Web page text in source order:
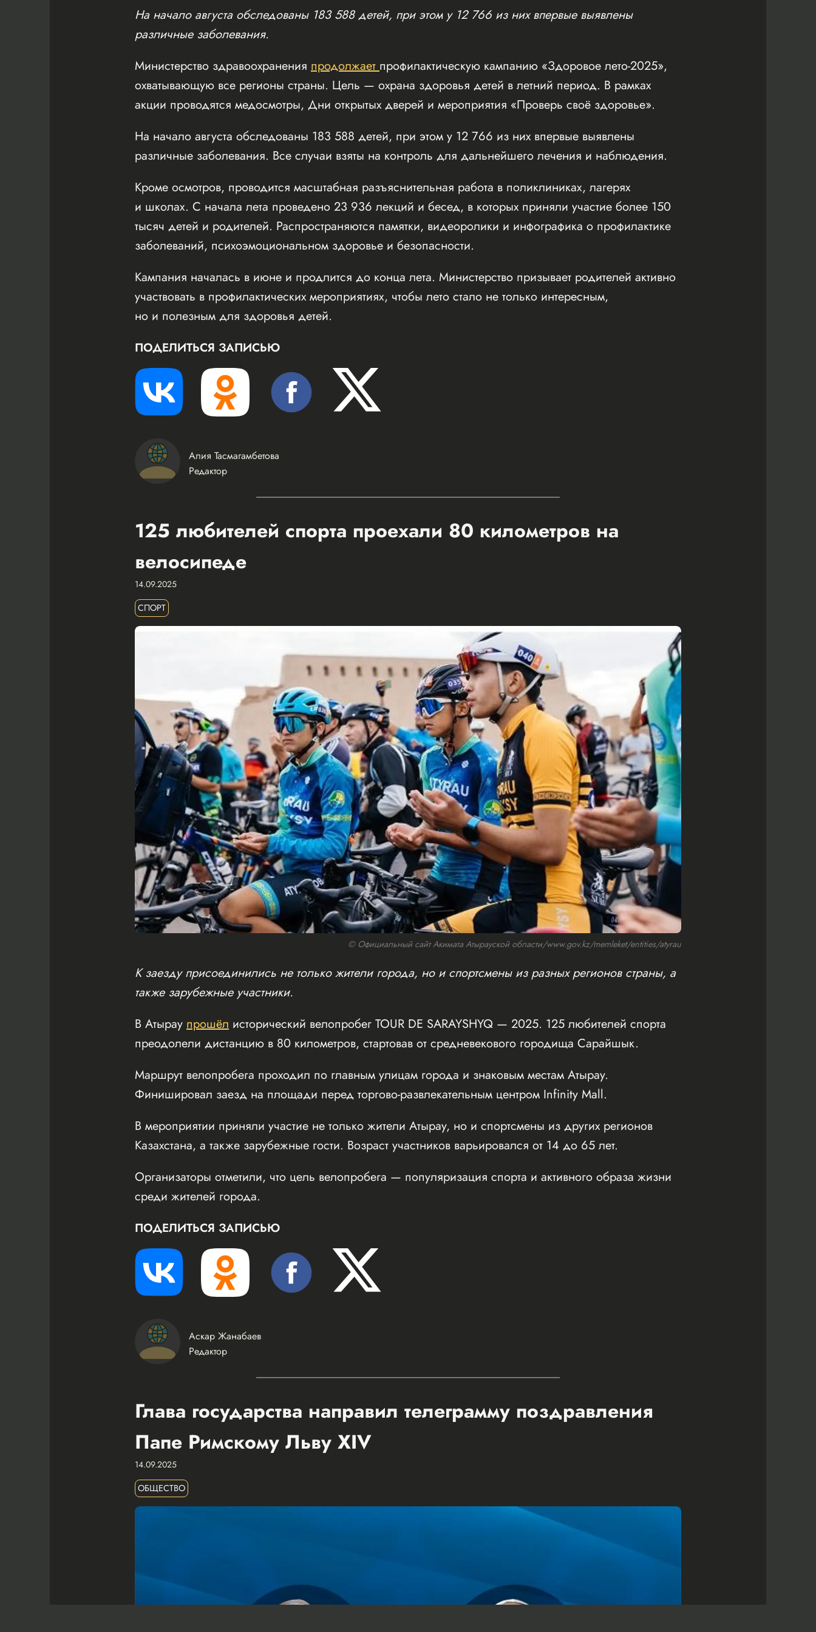
На начало августа обследованы 183 588 детей, при этом у 12 766 из них впервые выявлены
различные заболевания.
Министерство здравоохранения продолжает профилактическую кампанию «Здоровое лето-2025»,
охватывающую все регионы страны. Цель — охрана здоровья детей в летний период. В рамках
акции проводятся медосмотры, Дни открытых дверей и мероприятия «Проверь своё здоровье».
На начало августа обследованы 183 588 детей, при этом у 12 766 из них впервые выявлены
различные заболевания. Все случаи взяты на контроль для дальнейшего лечения и наблюдения.
Кроме осмотров, проводится масштабная разъяснительная работа в поликлиниках, лагерях
и школах. С начала лета проведено 23 936 лекций и бесед, в которых приняли участие более 150
тысяч детей и родителей. Распространяются памятки, видеоролики и инфографика о профилактике
заболеваний, психоэмоциональном здоровье и безопасности.
Кампания началась в июне и продлится до конца лета. Министерство призывает родителей активно
участвовать в профилактических мероприятиях, чтобы лето стало не только интересным,
но и полезным для здоровья детей.
ПОДЕЛИТЬСЯ ЗАПИСЬЮ
Алия Тасмагамбетова
Редактор
125 любителей спорта проехали 80 километров на
велосипеде
14.09.2025
СПОРТ
© Официальный сайт Акимата Атырауской области/www.gov.kz/memleket/entities/atyrau
К заезду присоединились не только жители города, но и спортсмены из разных регионов страны, а
также зарубежные участники.
В Атырау прошёл исторический велопробег TOUR DE SARAYSHYQ — 2025. 125 любителей спорта
преодолели дистанцию в 80 километров, стартовав от средневекового городища Сарайшык.
Маршрут велопробега проходил по главным улицам города и знаковым местам Атырау.
Финишировал заезд на площади перед торгово-развлекательным центром Infinity Mall.
В мероприятии приняли участие не только жители Атырау, но и спортсмены из других регионов
Казахстана, а также зарубежные гости. Возраст участников варьировался от 14 до 65 лет.
Организаторы отметили, что цель велопробега — популяризация спорта и активного образа жизни
среди жителей города.
ПОДЕЛИТЬСЯ ЗАПИСЬЮ
Аскар Жанабаев
Редактор
Глава государства направил телеграмму поздравления
Папе Римскому Льву XIV
14.09.2025
ОБЩЕСТВО